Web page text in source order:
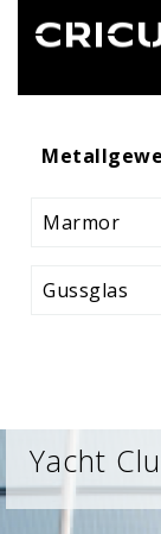
Marmor
Gussglas
Yacht